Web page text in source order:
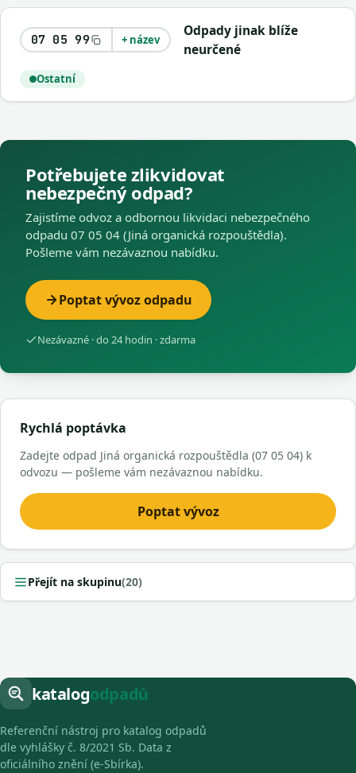
07 05 99 + název
Odpady jinak blíže
neurčené
Ostatní
Potřebujete zlikvidovat
nebezpečný odpad?
Zajistíme odvoz a odbornou likvidaci nebezpečného
odpadu 07 05 04 (Jiná organická rozpouštědla).
Pošleme vám nezávaznou nabídku.
Poptat vývoz odpadu
Nezávazné · do 24 hodin · zdarma
Rychlá poptávka
Zadejte odpad Jiná organická rozpouštědla (07 05 04) k
odvozu — pošleme vám nezávaznou nabídku.
Poptat vývoz
Přejít na skupinu(20)
katalogodpadů
Referenční nástroj pro katalog odpadů
dle vyhlášky č. 8/2021 Sb. Data z
oficiálního znění (e-Sbírka).